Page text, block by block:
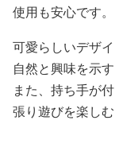
使用も安心です。
可愛らしいデザ
自然と興味を示
また、持ち手が
張り遊びを楽しむ